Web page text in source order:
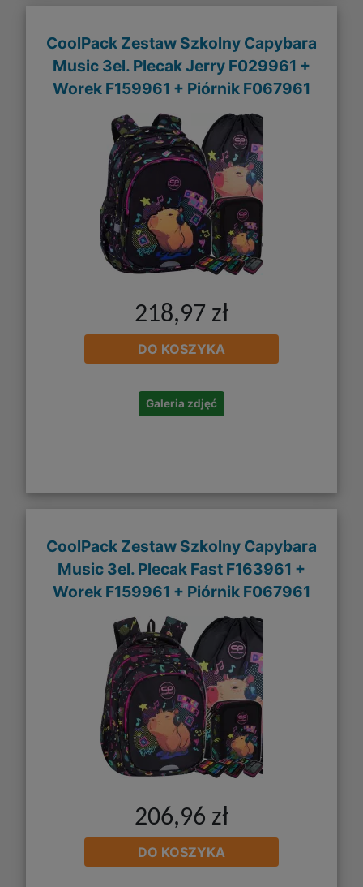
CoolPack Zestaw Szkolny Capybara
Music 3el. Plecak Jerry F029961 +
Worek F159961 + Piórnik F067961
218,97 zł
DO KOSZYKA
Galeria zdjęć
CoolPack Zestaw Szkolny Capybara
Music 3el. Plecak Fast F163961 +
Worek F159961 + Piórnik F067961
206,96 zł
DO KOSZYKA